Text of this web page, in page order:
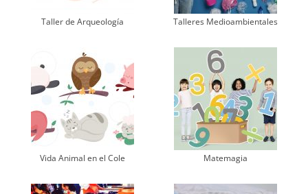
Taller de Arqueología Talleres Medioambientales
Vida Animal en el Cole Matemagia